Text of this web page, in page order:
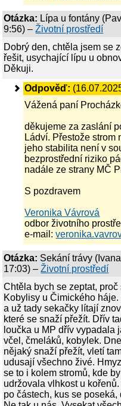
Otázka: Lípa u fontány (
9:56) –Životní prostředí
Dobrý den, chtěla jsem se
řešit, usychající lípu u
Děkuji.
Odpověď:
Vážená paní
děkujeme za zaslání
Ládví. Přestože strom
jeho stabilita není v
bezprostřední riziko
nadále ze strany MČ
S pozdravem
Veronika Vávrová
odbor životního
e-mail:
Otázka: Sekání trávy (
17:03) –Životní prostředí
Chtěla bych se zeptat,
Kobylisy u Čimického
a už tady sekačky lítají
které se snaží přežít. Dřív
loučka u MP dřív vypadala
včel, čmeláků, kobylek.
nějaký snaží přežít, vletí
udusají všechno živé.
se to i kolem stromů, kde
udržovala vlhkost u
po částech, kus se